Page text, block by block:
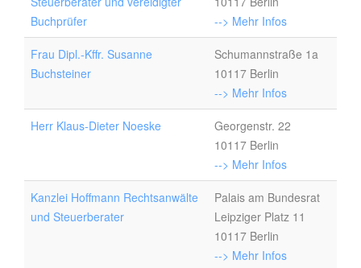
Buchprüfer
--> Mehr Infos
Frau Dipl.-Kffr. Susanne
Buchsteiner
Schumannstraße 1a
10117 Berlin
--> Mehr Infos
Herr Klaus-Dieter Noeske
Georgenstr. 22
10117 Berlin
--> Mehr Infos
Kanzlei Hoffmann Rechtsanwälte
und Steuerberater
Palais am Bundesrat
Leipziger Platz 11
10117 Berlin
--> Mehr Infos